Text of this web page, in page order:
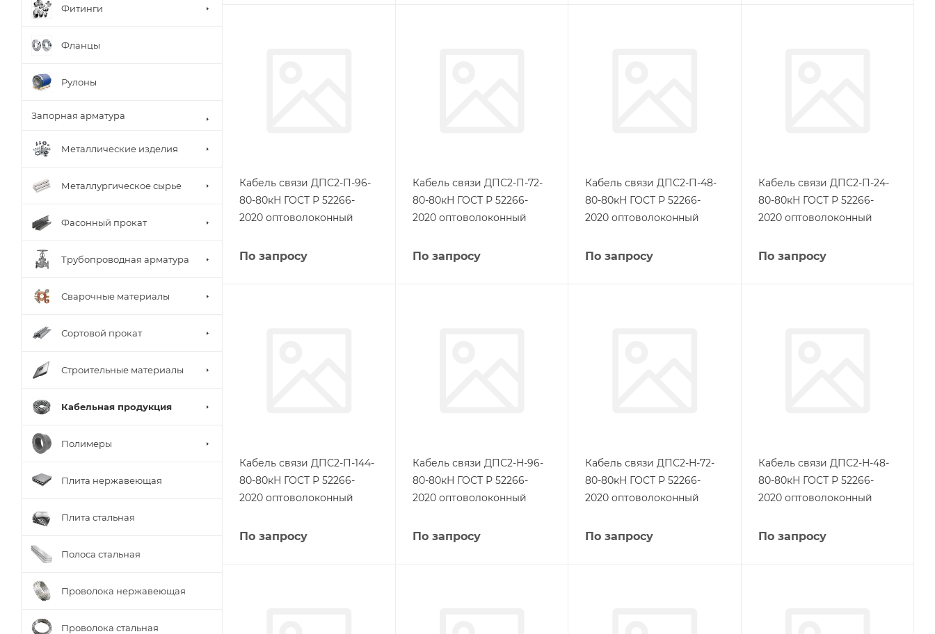
Кабель связи ДПС2-П-96-
80-80кН ГОСТ Р 52266-
2020 оптоволоконный
По запросу
Кабель связи ДПС2-П-72-
80-80кН ГОСТ Р 52266-
2020 оптоволоконный
По запросу
Кабель связи ДПС2-П-48-
80-80кН ГОСТ Р 52266-
2020 оптоволоконный
По запросу
Кабель связи ДПС2-П-24-
80-80кН ГОСТ Р 52266-
2020 оптоволоконный
По запросу
Кабель связи ДПС2-П-144-
80-80кН ГОСТ Р 52266-
2020 оптоволоконный
По запросу
Кабель связи ДПС2-Н-96-
80-80кН ГОСТ Р 52266-
2020 оптоволоконный
По запросу
Кабель связи ДПС2-Н-72-
80-80кН ГОСТ Р 52266-
2020 оптоволоконный
По запросу
Кабель связи ДПС2-Н-48-
80-80кН ГОСТ Р 52266-
2020 оптоволоконный
По запросу
Фитинги
Фланцы
Рулоны
Запорная арматура
Металлические изделия
Металлургическое сырье
Фасонный прокат
Трубопроводная арматура
Сварочные материалы
Сортовой прокат
Строительные материалы
Кабельная продукция
Полимеры
Плита нержавеющая
Плита стальная
Полоса стальная
Проволока нержавеющая
Проволока стальная